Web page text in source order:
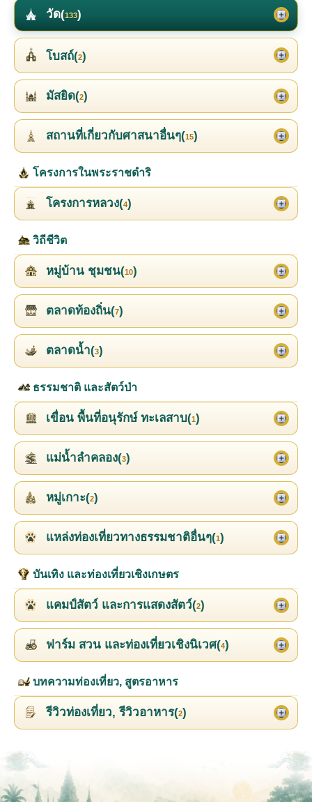
วัด(133)
โบสถ์(2)
มัสยิด(2)
สถานที่เกี่ยวกับศาสนาอื่นๆ(15)
โครงการในพระราชดำริ
โครงการหลวง(4)
วิถีชีวิต
หมู่บ้าน ชุมชน(10)
ตลาดท้องถิ่น(7)
ตลาดน้ำ(3)
ธรรมชาติ และสัตว์ป่า
เขื่อน พื้นที่อนุรักษ์ ทะเลสาบ(1)
แม่น้ำลำคลอง(3)
หมู่เกาะ(2)
แหล่งท่องเที่ยวทางธรรมชาติอื่นๆ(1)
บันเทิง และท่องเที่ยวเชิงเกษตร
แคมป์สัตว์ และการแสดงสัตว์(2)
ฟาร์ม สวน และท่องเที่ยวเชิงนิเวศ(4)
บทความท่องเที่ยว, สูตรอาหาร
รีวิวท่องเที่ยว, รีวิวอาหาร(2)